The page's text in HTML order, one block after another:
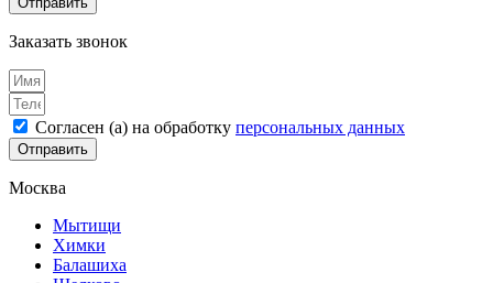
Заказать звонок
Согласен (а) на обработку персональных данных
Отправить
Москва
Мытищи
Химки
Балашиха